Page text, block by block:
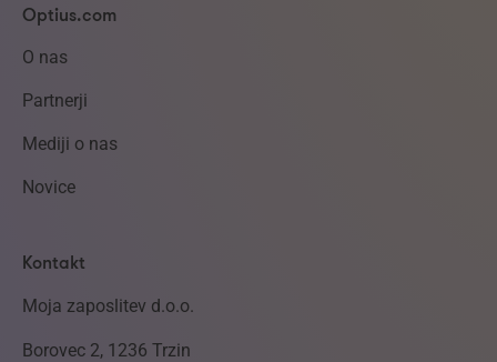
Optius.com
O nas
Partnerji
Mediji o nas
Novice
Kontakt
Moja zaposlitev d.o.o.
Borovec 2, 1236 Trzin